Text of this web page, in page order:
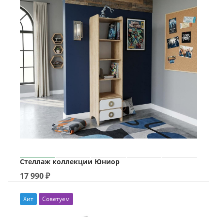
Стеллаж коллекции Юниор
17 990₽
Хит Советуем